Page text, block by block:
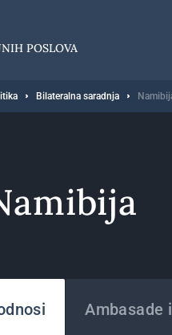
POSLOVA
Bilateralna saradnja
Ambasade